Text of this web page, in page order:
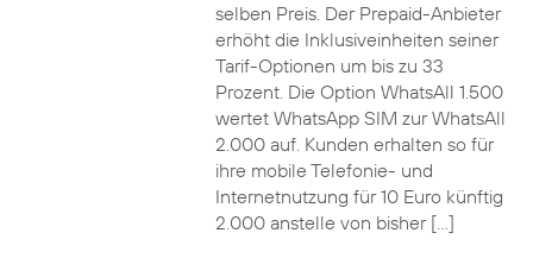
selben Preis. Der Prepaid-Anbieter
erhöht die Inklusiveinheiten seiner
Tarif-Optionen um bis zu 33
Prozent. Die Option WhatsAll 1.500
wertet WhatsApp SIM zur WhatsAll
2.000 auf. Kunden erhalten so für
ihre mobile Telefonie- und
Internetnutzung für 10 Euro künftig
2.000 anstelle von bisher […]